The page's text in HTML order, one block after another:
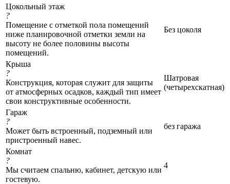
Цокольный этаж
?
Помещение с отметкой пола помещений
ниже планировочной отметки земли на
высоту не более половины высоты
помещений.
Без цоколя
Крыша
?
Конструкция, которая служит для защиты
от атмосферных осадков, каждый тип имеет
свои конструктивные особенности.
Шатровая
(четырехскатная)
Гараж
?
Может быть встроенный, подземный или
пристроенный навес.
без гаража
Комнат
?
Мы считаем спальню, кабинет, детскую или
гостевую.
4